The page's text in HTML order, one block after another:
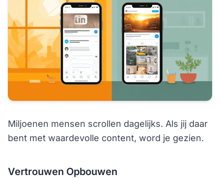
Miljoenen mensen scrollen dagelijks. Als jij daar
bent met waardevolle content, word je gezien.
Vertrouwen Opbouwen